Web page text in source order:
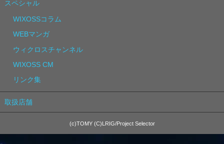
スペシャル
WIXOSSコラム
WEBマンガ
ウィクロスチャンネル
WIXOSS CM
リンク集
取扱店舗
(c)TOMY (C)LRIG/Project Selector